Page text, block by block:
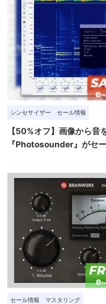
シンセサイザー セール情報
【50%オフ】画像から音
『Photosounder』がセ
セール情報 マスタリング